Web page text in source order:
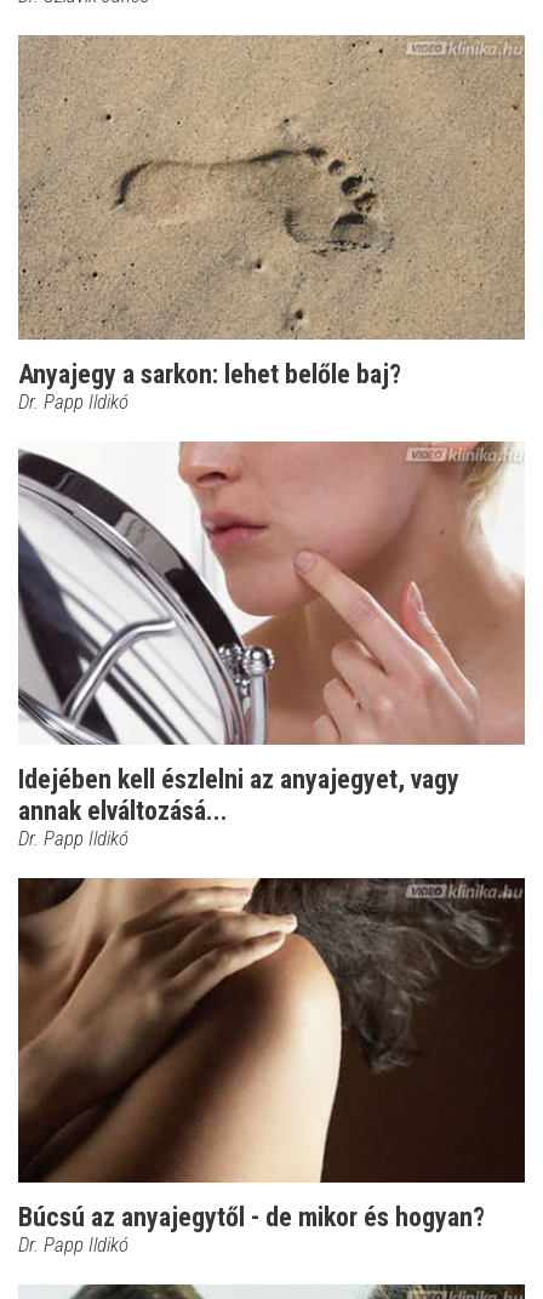
Anyajegy a sarkon: lehet belőle baj?
Dr. Papp Ildikó
Idejében kell észlelni az anyajegyet, vagy
annak elváltozásá...
Dr. Papp Ildikó
Búcsú az anyajegytől - de mikor és hogyan?
Dr. Papp Ildikó